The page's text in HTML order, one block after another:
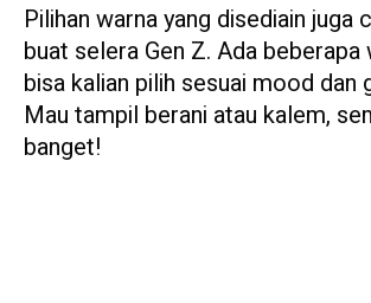
Pilihan warna yang disediain juga
buat selera Gen Z. Ada beberapa
bisa kalian pilih sesuai mood dan
Mau tampil berani atau kalem,
banget!